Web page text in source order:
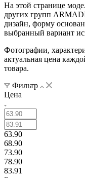
На этой странице
других групп
дизайн, форму
выбранный вариант
Фотографии,
актуальная цена
товара.
Фильтр
Цена
63.90
68.90
73.90
78.90
83.91